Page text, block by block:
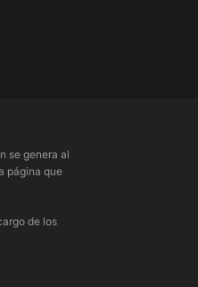
se genera al
página que
de los